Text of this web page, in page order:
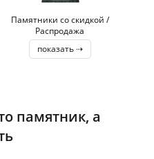
Памятники со скидкой /
Распродажа
показать ⇢
памятник, а